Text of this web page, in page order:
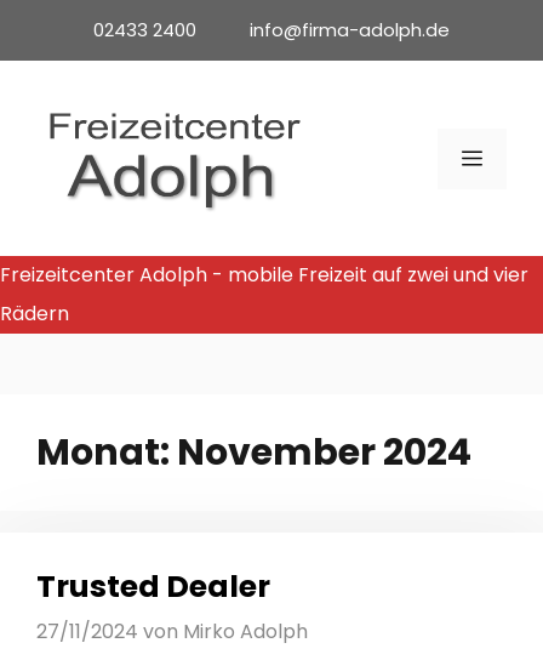
Inhalt
02433 2400 info@firma-adolph.de
MENÜ
Freizeitcenter Adolph - mobile Freizeit auf zwei und vier
Rädern
Monat: November 2024
Trusted Dealer
27/11/2024 von Mirko Adolph